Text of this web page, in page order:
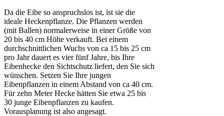
Da die Eibe so anspruchslos ist, ist sie die
ideale Heckenpflanze. Die Pflanzen werden
(mit Ballen) normalerweise in einer Größe von
20 bis 40 cm Höhe verkauft. Bei einem
durchschnittlichen Wuchs von ca 15 bis 25 cm
pro Jahr dauert es vier fünf Jahre, bis Ihre
Eibenhecke den Sichtschutz liefert, den Sie sich
wünschen. Setzen Sie Ihre jungen
Eibenpflanzen in einem Abstand von ca 40 cm.
Für zehn Meter Hecke hätten Sie etwa 25 bis
30 junge Eibenpflanzen zu kaufen.
Vorausplanung ist also angesagt.